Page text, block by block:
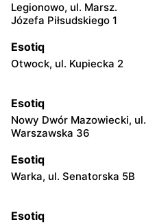
Legionowo, ul. Marsz.
Józefa Piłsudskiego 1
Esotiq
Otwock, ul. Kupiecka 2
Esotiq
Nowy Dwór Mazowiecki, ul.
Warszawska 36
Esotiq
Warka, ul. Senatorska 5B
Esotiq